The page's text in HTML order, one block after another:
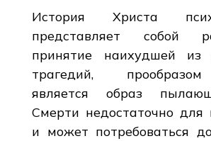
История Христа
представляет собой
принятие наихудшей из
трагедий,
является образ
Смерти недостаточно для
и может потребоваться